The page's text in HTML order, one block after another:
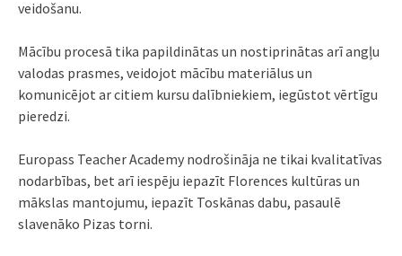
veidošanu.
Mācību procesā tika papildinātas un nostiprinātas arī angļu
valodas prasmes, veidojot mācību materiālus un
komunicējot ar citiem kursu dalībniekiem, iegūstot vērtīgu
pieredzi.
Europass Teacher Academy nodrošināja ne tikai kvalitatīvas
nodarbības, bet arī iespēju iepazīt Florences kultūras un
mākslas mantojumu, iepazīt Toskānas dabu, pasaulē
slavenāko Pizas torni.